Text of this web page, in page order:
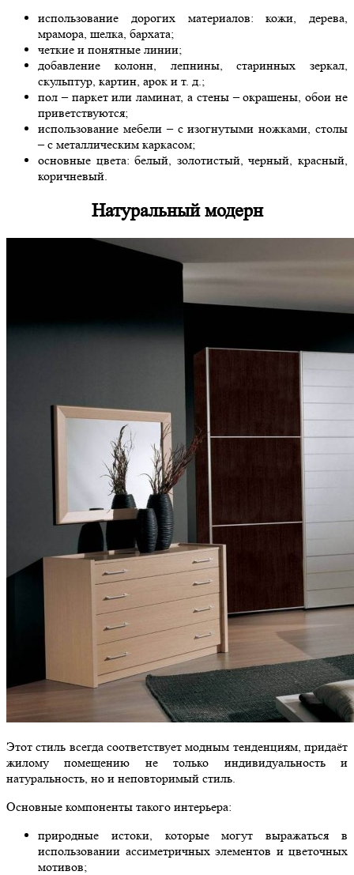
использование дорогих материалов: кожи, дерева,
мрамора, шелка, бархата;
четкие и понятные линии;
добавление колонн, лепнины, старинных зеркал,
скульптур, картин, арок и т. д.;
пол – паркет или ламинат, а стены – окрашены, обои не
приветствуются;
использование мебели – с изогнутыми ножками, столы
– с металлическим каркасом;
основные цвета: белый, золотистый, черный, красный,
коричневый.
Натуральный модерн
Этот стиль всегда соответствует модным тенденциям, придаёт
жилому помещению не только индивидуальность и
натуральность, но и неповторимый стиль.
Основные компоненты такого интерьера:
природные истоки, которые могут выражаться в
использовании ассиметричных элементов и цветочных
мотивов;